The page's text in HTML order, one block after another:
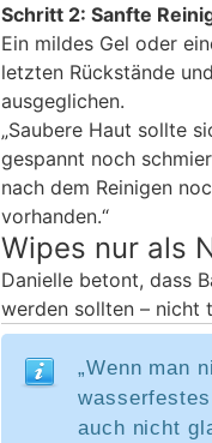
Schritt 2: Sanfte
Ein mildes Gel oder
letzten Rückstände
ausgeglichen.
„Saubere Haut sollte
gespannt noch
nach dem Reinigen
vorhanden.“
Wipes nur als
Danielle betont, dass
werden sollten – nicht
„Wenn man
auch nicht